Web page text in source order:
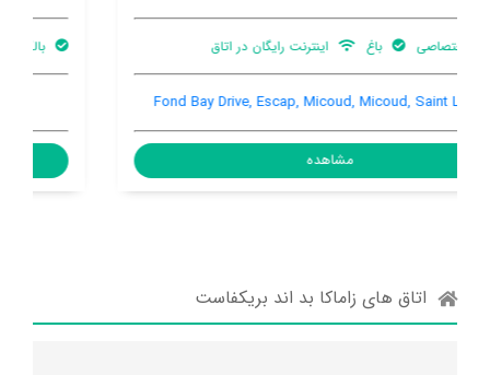
بالکن تهویه کننده هوا
Beauchamp Micoud, Micoud, Micoud, Saint Lucia
اتاق های زاماکا بد اند بریکفاست